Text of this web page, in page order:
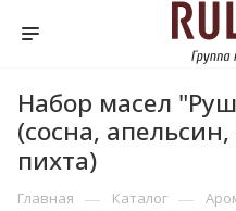
Набор масел
(сосна,
пихта)
Главная — Каталог —